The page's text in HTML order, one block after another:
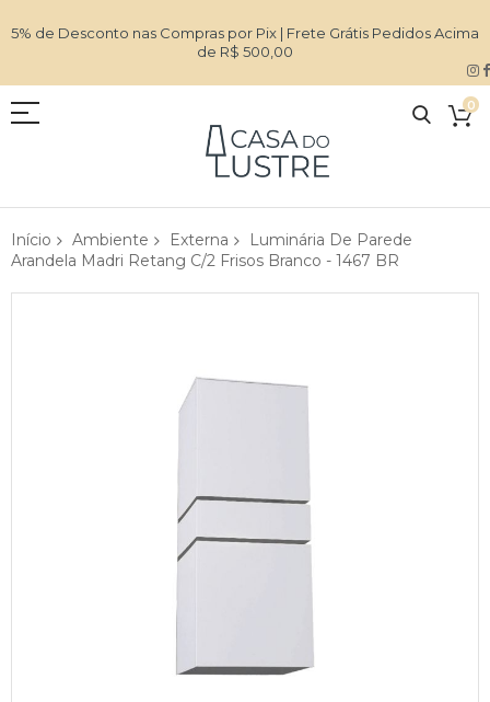
5% de Desconto nas Compras por Pix | Frete Grátis Pedidos Acima
de R$ 500,00
0
Início Ambiente Externa
Luminária De Parede
Arandela Madri Retang C/2 Frisos Branco - 1467 BR